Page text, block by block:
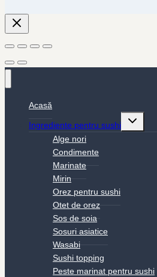
Acasă
Ingrediente pentru sushi
Toggle
Alge nori
Condimente
Marinate
Mirin
Orez pentru sushi
Otet de orez
Sos de soia
Sosuri asiatice
Wasabi
Sushi topping
Peste marinat pentru sushi